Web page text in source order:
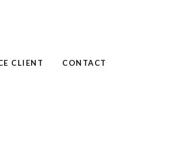
CLIENT CONTACT